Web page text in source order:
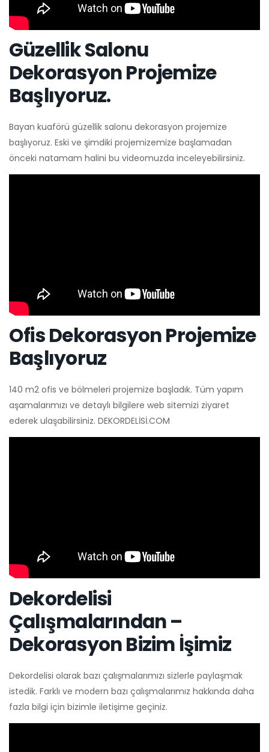
Güzellik Salonu
Dekorasyon Projemize
Başlıyoruz.
Bayan kuaförü güzellik salonu dekorasyon projemize
başlıyoruz. Eski ve şimdiki projemizemize başlamadan
önceki natamam halini bu videomuzda inceleyebilirsiniz.
Ofis Dekorasyon Projemize
Başlıyoruz
140 m2 ofis ve bölmeleri projemize başladık. Tüm yapım
aşamalarımızı ve detaylı bilgilere web sitemizi ziyaret
ederek ulaşabilirsiniz. DEKORDELİSİ.COM
Dekordelisi
Çalışmalarından –
Dekorasyon Bizim İşimiz
Dekordelisi olarak bazı çalışmalarımızı sizlerle paylaşmak
istedik. Farklı ve modern bazı çalışmalarımız hakkında daha
fazla bilgi için bizimle iletişime geçiniz.